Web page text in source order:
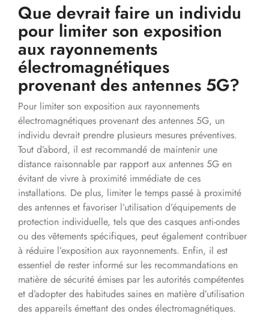
Que devrait faire un individu
pour limiter son exposition
aux rayonnements
électromagnétiques
provenant des antennes 5G?
Pour limiter son exposition aux rayonnements
électromagnétiques provenant des antennes 5G, un
individu devrait prendre plusieurs mesures préventives.
Tout d’abord, il est recommandé de maintenir une
distance raisonnable par rapport aux antennes 5G en
évitant de vivre à proximité immédiate de ces
installations. De plus, limiter le temps passé à proximité
des antennes et favoriser l’utilisation d’équipements de
protection individuelle, tels que des casques anti-ondes
ou des vêtements spécifiques, peut également contribuer
à réduire l’exposition aux rayonnements. Enfin, il est
essentiel de rester informé sur les recommandations en
matière de sécurité émises par les autorités compétentes
et d’adopter des habitudes saines en matière d’utilisation
des appareils émettant des ondes électromagnétiques.